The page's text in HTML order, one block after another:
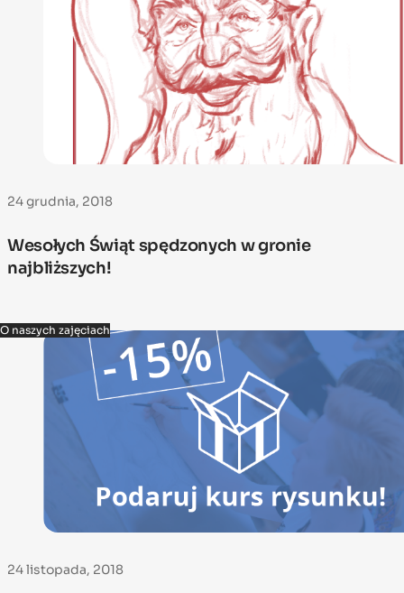
24 grudnia, 2018
Wesołych Świąt spędzonych w gronie
najbliższych!
O naszych zajęciach
24 listopada, 2018